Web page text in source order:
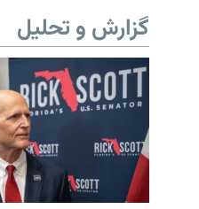
گزارش و تحلیل